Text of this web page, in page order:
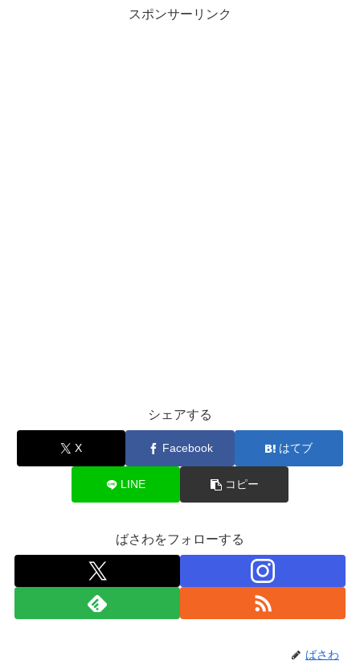
スポンサーリンク
シェアする
X Facebook はてブ
LINE コピー
ばさわをフォローする
ばさわ